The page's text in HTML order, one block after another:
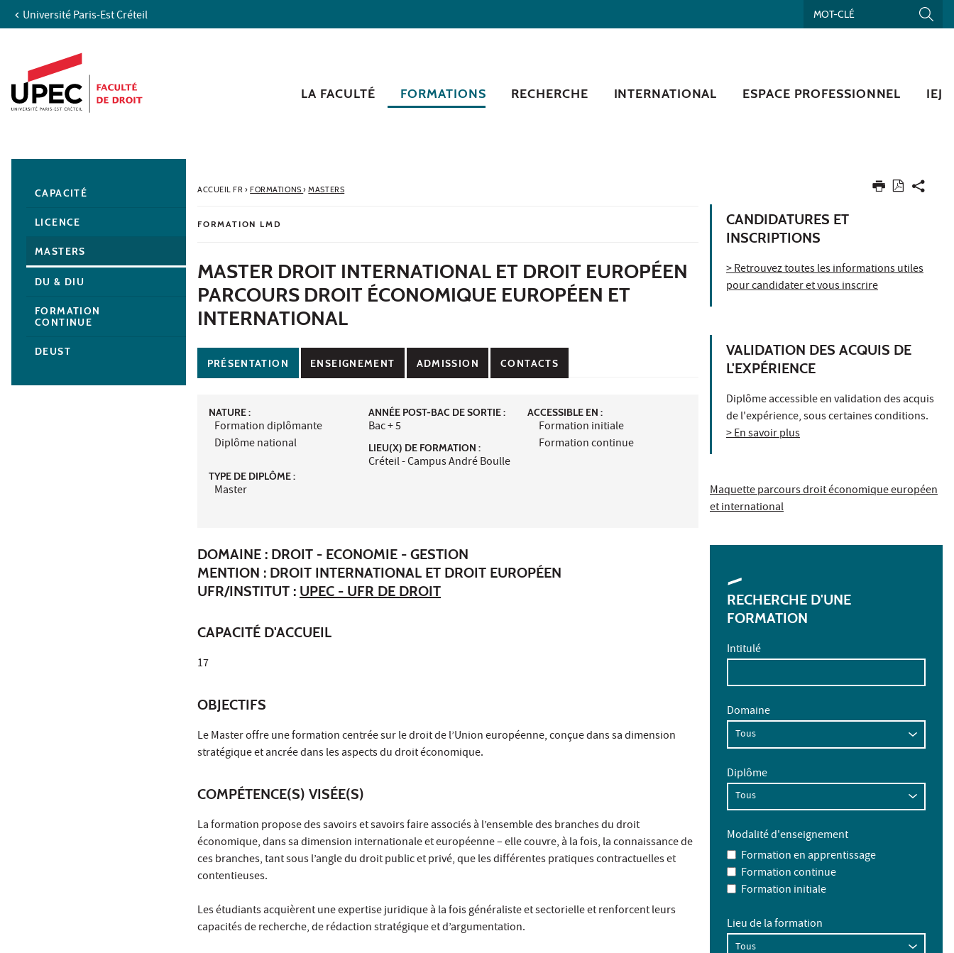
Aller au contenu
Accès directs
Recherche
Navigation secondaire
Université Paris-Est Créteil
LA FACULTÉ FORMATIONS RECHERCHE INTERNATIONAL ESPACE PROFESSIONNEL IEJ
ACCUEIL FR› FORMATIONS› MASTERS
FORMATION LMD
MASTER DROIT INTERNATIONAL ET DROIT EUROPÉEN
PARCOURS DROIT ÉCONOMIQUE EUROPÉEN ET
INTERNATIONAL
PRÉSENTATION ENSEIGNEMENT ADMISSION CONTACTS
NATURE :
Formation diplômante
Diplôme national
TYPE DE DIPLÔME :
Master
ANNÉE POST-BAC DE SORTIE :
Bac + 5
LIEU(X) DE FORMATION :
Créteil - Campus André Boulle
ACCESSIBLE EN :
Formation initiale
Formation continue
DOMAINE : DROIT - ECONOMIE - GESTION
MENTION : DROIT INTERNATIONAL ET DROIT EUROPÉEN
UFR/INSTITUT : UPEC - UFR DE DROIT
CAPACITÉ D'ACCUEIL
17
OBJECTIFS
Le Master offre une formation centrée sur le droit de l’Union européenne, conçue dans sa dimension
stratégique et ancrée dans les aspects du droit économique.
COMPÉTENCE(S) VISÉE(S)
La formation propose des savoirs et savoirs faire associés à l’ensemble des branches du droit
économique, dans sa dimension internationale et européenne – elle couvre, à la fois, la connaissance de
ces branches, tant sous l’angle du droit public et privé, que les différentes pratiques contractuelles et
contentieuses.
Les étudiants acquièrent une expertise juridique à la fois généraliste et sectorielle et renforcent leurs
capacités de recherche, de rédaction stratégique et d’argumentation.
CANDIDATURES ET
INSCRIPTIONS
> Retrouvez toutes les informations utiles
pour candidater et vous inscrire
VALIDATION DES ACQUIS DE
L'EXPÉRIENCE
Diplôme accessible en validation des acquis
de l'expérience, sous certaines conditions.
> En savoir plus
Maquette parcours droit économique européen
et international
RECHERCHE D'UNE
FORMATION
Intitulé
Domaine
Diplôme
Modalité d'enseignement
Formation en apprentissage
Formation continue
Formation initiale
Lieu de la formation
CAPACITÉ
LICENCE
MASTERS
DU & DIU
FORMATION
CONTINUE
DEUST